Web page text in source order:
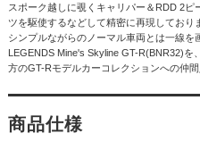
スポーク越しに覗くキャリパー＆RDD 2
ツを駆使するなどして精密に再現しており
シンプルながらのノーマル車両とは一線を
LEGENDS Mine's Skyline GT-R(BNR32)
方のGT-Rモデルカーコレクションへの仲間
商品仕様